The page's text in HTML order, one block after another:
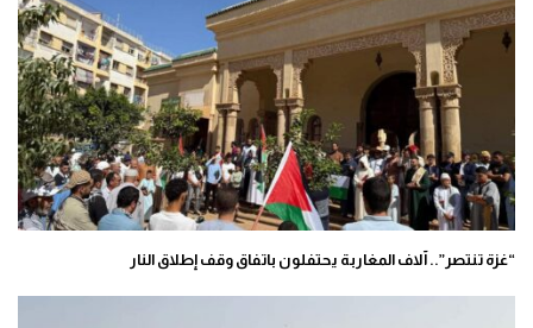
“غزة تنتصر”.. آلاف المغاربة يحتفلون باتفاق وقف إطلاق النار